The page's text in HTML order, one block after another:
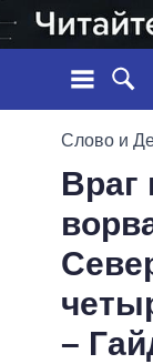
ЛЕНТА
СТАТЬИ
МНЕНИЯ
ВСЕ
Слово и
Враг
–